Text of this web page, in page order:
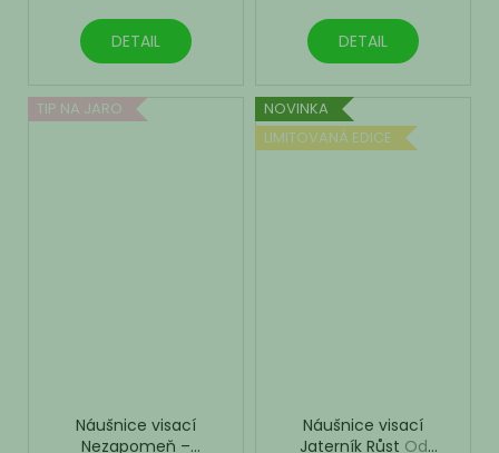
DETAIL DETAIL
TIP NA JARO
Náušnice visací
Nezapomeň –
NOVINKA
LIMITOVANÁ EDICE
Náušnice visací
Jaterník Růst Od